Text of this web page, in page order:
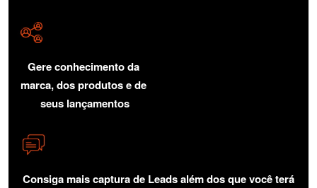
Gere conhecimento da
marca, dos produtos e de
seus lançamentos
Consiga mais captura de Leads além dos que você terá